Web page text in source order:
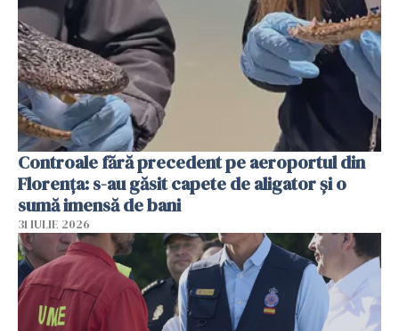
Controale fără precedent pe aeroportul din
Florența: s-au găsit capete de aligator și o
sumă imensă de bani
31 IULIE 2026